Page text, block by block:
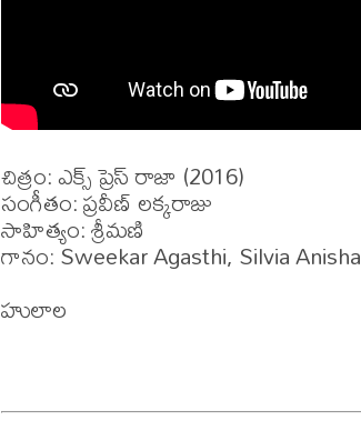
చిత్రం: ఎక్స్ ప్రెస్ రాజా (2016)
సంగీతం: ప్రవీణ్ లక్కరాజు
సాహిత్యం: శ్రీమణి
గానం: Sweekar Agasthi, Silvia Anisha
హులాల